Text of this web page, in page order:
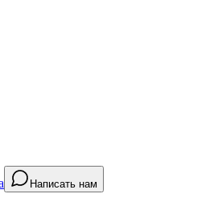
Написать нам